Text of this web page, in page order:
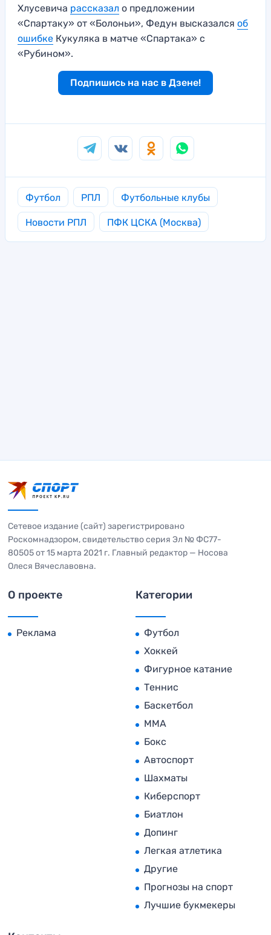
Хлусевича рассказал о предложении
«Спартаку» от «Болоньи», Федун высказался об
ошибке Кукуляка в матче «Спартака» с
«Рубином».
Подпишись на нас в Дзене!
Футбол РПЛ Футбольные клубы
Новости РПЛ ПФК ЦСКА (Москва)
Сетевое издание (сайт) зарегистрировано
Роскомнадзором, свидетельство серия Эл № ФС77-
80505 от 15 марта 2021 г. Главный редактор — Носова
Олеся Вячеславовна.
О проекте
Реклама
Категории
Футбол
Хоккей
Фигурное катание
Теннис
Баскетбол
MMA
Бокс
Автоспорт
Шахматы
Киберспорт
Биатлон
Допинг
Легкая атлетика
Другие
Прогнозы на спорт
Лучшие букмекеры